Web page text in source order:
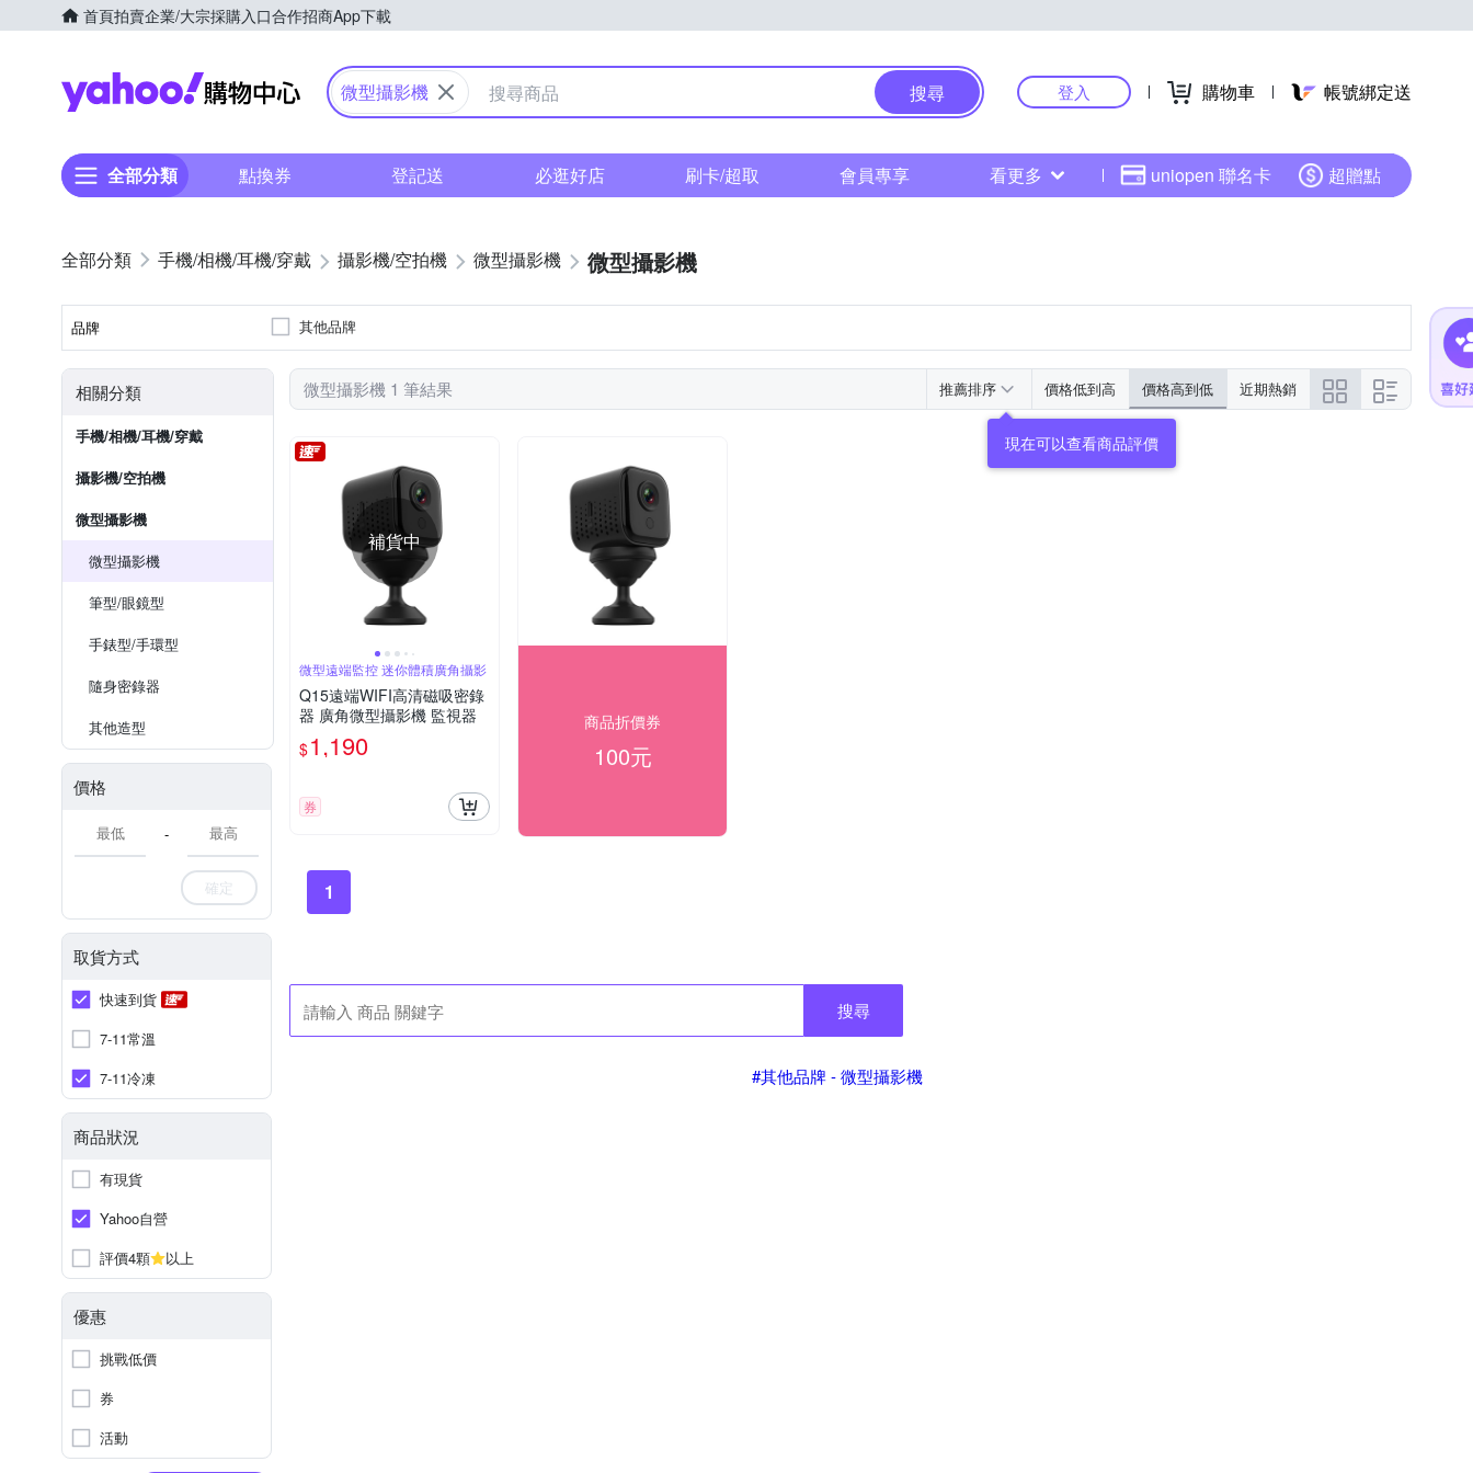
首頁拍賣企業/大宗採購入口合作招商App下載
Yahoo購物中心
微型攝影機 搜尋 登入 購物車 帳號綁定送
全部分類 點換券 登記送 必逛好店 刷卡/超取 會員專享 看更多 uniopen 聯名卡 超贈點
手機/相機/耳機/穿戴 攝影機/空拍機 微型攝影機 微型攝影機
品牌
品牌名稱
其他品牌
相關分類
手機/相機/耳機/穿戴
攝影機/空拍機
微型攝影機
微型攝影機
筆型/眼鏡型
手錶型/手環型
隨身密錄器
其他造型
價格
-
確定
取貨方式
快速到貨
7-11常溫
7-11冷凍
商品狀況
有現貨
Yahoo自營
評價4顆
以上
優惠
挑戰低價
券
活動
微型攝影機 1 筆結果 推薦排序 價格低到高 價格高到低 近期熱銷
現在可以查看商品評價
補貨中
微型遠端監控 迷你體積廣角攝影
Q15遠端WIFI高清磁吸密錄
器 廣角微型攝影機 監視器
$1,190
券
商品折價券
100元
1
搜尋
#其他品牌 - 微型攝影機